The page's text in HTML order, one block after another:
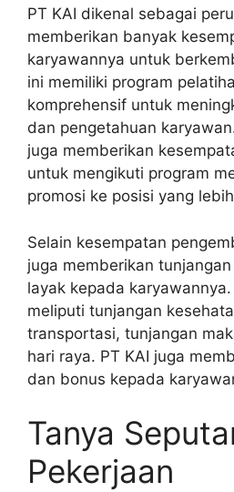
PT KAI dikenal sebagai
memberikan banyak
karyawannya untuk
ini memiliki program
komprehensif untuk
dan pengetahuan
juga memberikan
untuk mengikuti program
promosi ke posisi yang
Selain kesempatan
juga memberikan
layak kepada
meliputi tunjangan
transportasi, tunjangan
hari raya. PT KAI juga
dan bonus kepada
Tanya
Pekerjaan